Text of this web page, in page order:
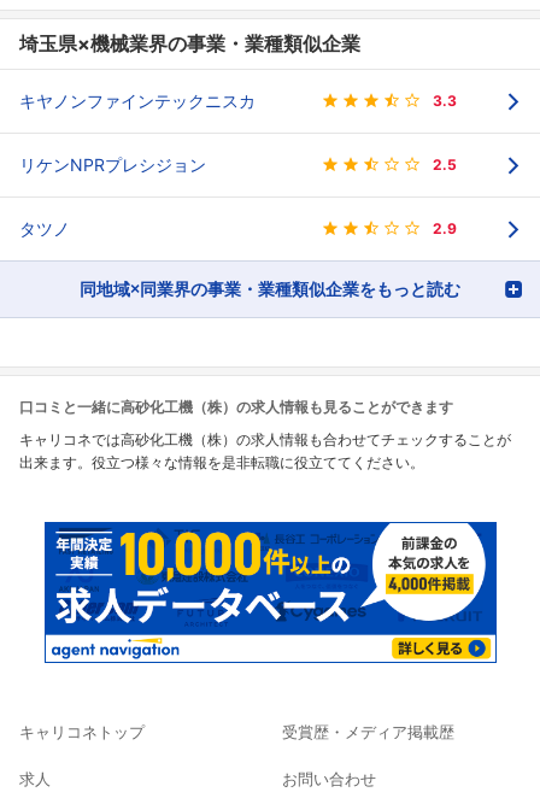
埼玉県×機械業界の事業・業種類似企業
キヤノンファインテックニスカ 3.3
リケンNPRプレシジョン 2.5
タツノ 2.9
同地域×同業界の事業・業種類似企業をもっと読む
口コミと一緒に高砂化工機（株）の求人情報も見ることができます
キャリコネでは高砂化工機（株）の求人情報も合わせてチェックすることが
出来ます。役立つ様々な情報を是非転職に役立ててください。
キャリコネトップ
求人
受賞歴・メディア掲載歴
お問い合わせ